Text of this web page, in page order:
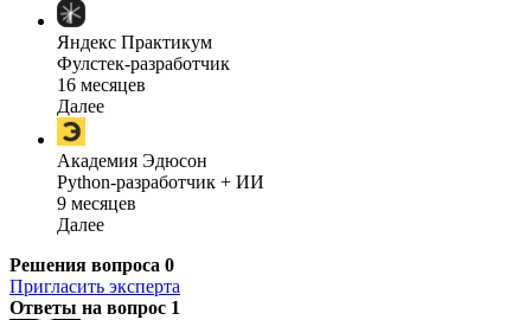
Яндекс Практикум
Фулстек-разработчик
16 месяцев
Далее
Академия Эдюсон
Python-разработчик + ИИ
9 месяцев
Далее
Решения вопроса 0
Пригласить эксперта
Ответы на вопрос 1